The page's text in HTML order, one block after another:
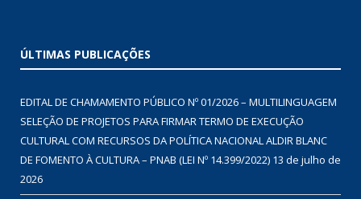
ÚLTIMAS PUBLICAÇÕES
EDITAL DE CHAMAMENTO PÚBLICO Nº 01/2026 – MULTILINGUAGEM
SELEÇÃO DE PROJETOS PARA FIRMAR TERMO DE EXECUÇÃO
CULTURAL COM RECURSOS DA POLÍTICA NACIONAL ALDIR BLANC
DE FOMENTO À CULTURA – PNAB (LEI Nº 14.399/2022) 13 de julho de
2026